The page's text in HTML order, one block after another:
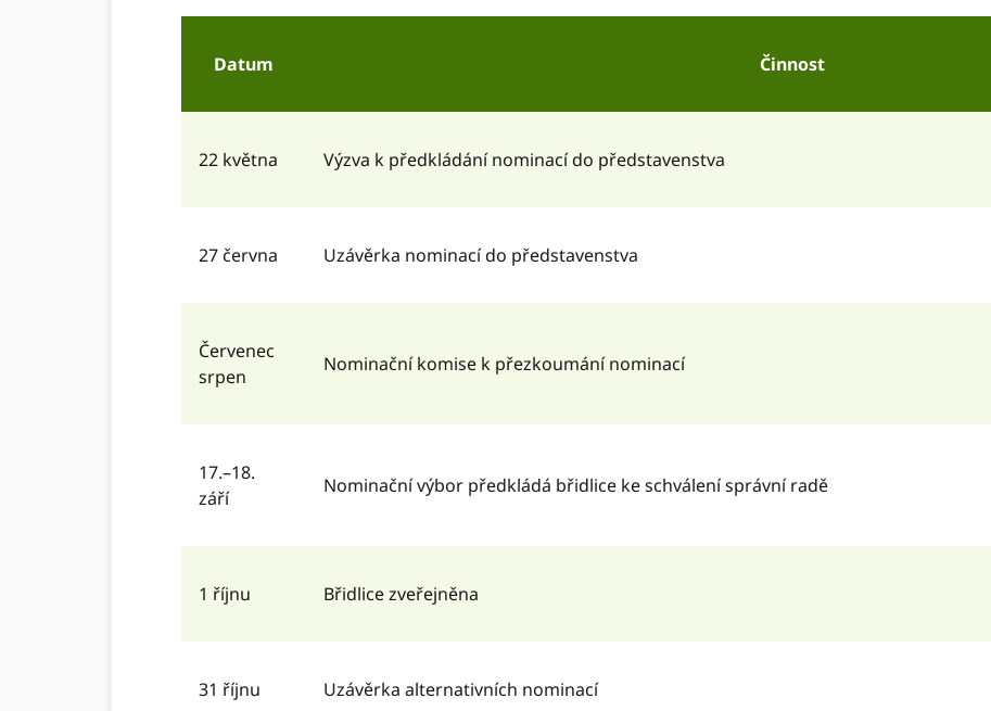
Datum Činnost
22 května Výzva k předkládání nominací do představenstva
27 června Uzávěrka nominací do představenstva
Červenec
srpen
Nominační komise k přezkoumání nominací
17.–18.
září
Nominační výbor předkládá břidlice ke schválení správní radě
1 říjnu Břidlice zveřejněna
31 říjnu Uzávěrka alternativních nominací